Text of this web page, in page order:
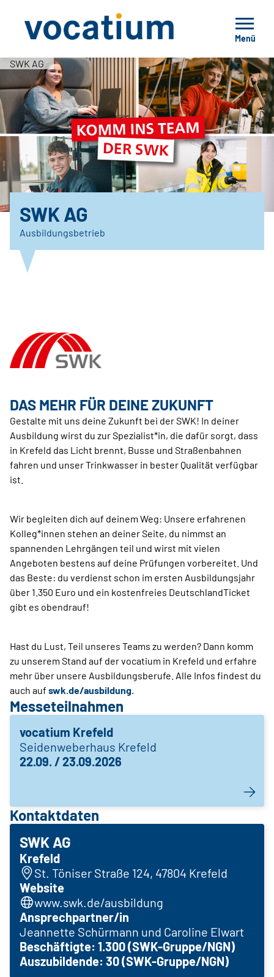
Menü
SWK AG
SWK AG
Ausbildungsbetrieb
DAS MEHR FÜR DEINE ZUKUNFT
Gestalte mit uns deine Zukunft bei der SWK! In deiner
Ausbildung wirst du zur Spezialist*in, die dafür sorgt, dass
in Krefeld das Licht brennt, Busse und Straßenbahnen
fahren und unser Trinkwasser in bester Qualität verfügbar
ist.
Wir begleiten dich auf deinem Weg: Unsere erfahrenen
Kolleg*innen stehen an deiner Seite, du nimmst an
spannenden Lehrgängen teil und wirst mit vielen
Angeboten bestens auf deine Prüfungen vorbereitet. Und
das Beste: du verdienst schon im ersten Ausbildungsjahr
über 1.350 Euro und ein kostenfreies DeutschlandTicket
gibt es obendrauf!
Hast du Lust, Teil unseres Teams zu werden? Dann komm
zu unserem Stand auf der vocatium in Krefeld und erfahre
mehr über unsere Ausbildungsberufe. Alle Infos findest du
auch auf swk.de/ausbildung.
Messeteilnahmen
vocatium Krefeld
Seidenweberhaus Krefeld
22.09. / 23.09.2026
Kontaktdaten
SWK AG
Krefeld
St. Töniser Straße 124, 47804 Krefeld
Website
www.swk.de/ausbildung
Ansprechpartner/in
Jeannette Schürmann und Caroline Elwart
Beschäftigte: 1.300 (SWK-Gruppe/NGN)
Auszubildende: 30 (SWK-Gruppe/NGN)